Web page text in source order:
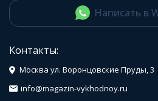
Написать в
Контакты:
Москва ул. Воронцовские Пруды, 3
info@magazin-vykhodnoy.ru